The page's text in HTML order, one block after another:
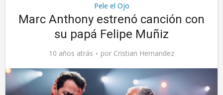
Pele el Ojo
Marc Anthony estrenó canción con
su papá Felipe Muñiz
10 años atrás por Cristian Hernandez